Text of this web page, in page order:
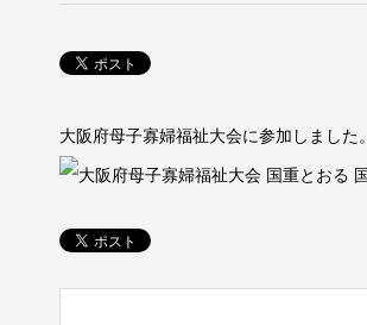
大阪府母子寡婦福祉大会に参加しました。